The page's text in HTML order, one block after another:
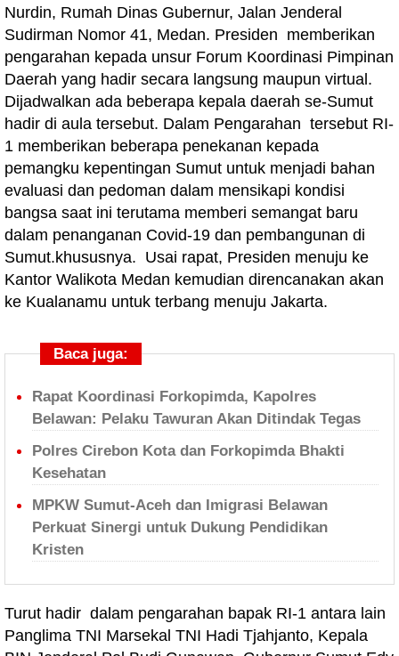
Nurdin, Rumah Dinas Gubernur, Jalan Jenderal
Sudirman Nomor 41, Medan. Presiden memberikan
pengarahan kepada unsur Forum Koordinasi Pimpinan
Daerah yang hadir secara langsung maupun virtual.
Dijadwalkan ada beberapa kepala daerah se-Sumut
hadir di aula tersebut. Dalam Pengarahan tersebut RI-
1 memberikan beberapa penekanan kepada
pemangku kepentingan Sumut untuk menjadi bahan
evaluasi dan pedoman dalam mensikapi kondisi
bangsa saat ini terutama memberi semangat baru
dalam penanganan Covid-19 dan pembangunan di
Sumut.khususnya. Usai rapat, Presiden menuju ke
Kantor Walikota Medan kemudian direncanakan akan
ke Kualanamu untuk terbang menuju Jakarta.
Baca juga:
Rapat Koordinasi Forkopimda, Kapolres
Belawan: Pelaku Tawuran Akan Ditindak Tegas
Polres Cirebon Kota dan Forkopimda Bhakti
Kesehatan
MPKW Sumut-Aceh dan Imigrasi Belawan
Perkuat Sinergi untuk Dukung Pendidikan
Kristen
Turut hadir dalam pengarahan bapak RI-1 antara lain
Panglima TNI Marsekal TNI Hadi Tjahjanto, Kepala